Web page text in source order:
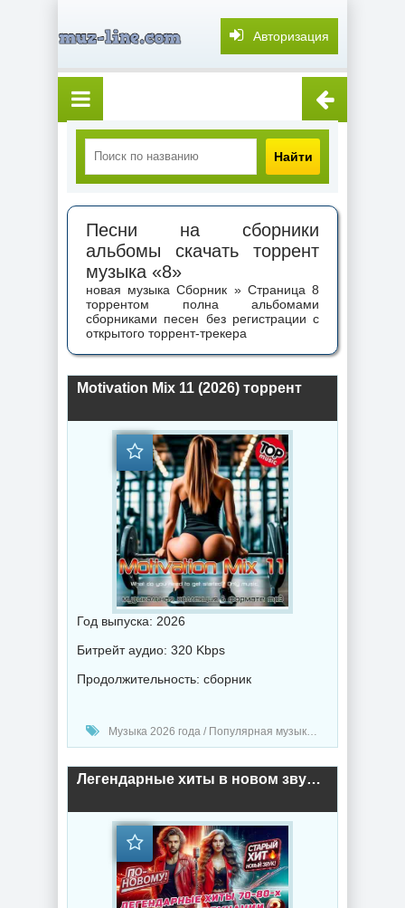
Авторизация
Найти
Песни на сборники
альбомы скачать торрент
музыка «8»
новая музыка Сборник » Страница 8
торрентом полна альбомами
сборниками песен без регистрации с
открытого торрент-трекера
Motivation Mix 11 (2026) торрент
Год выпуска: 2026
Битрейт аудио: 320 Kbps
Продолжительность: сборник
Музыка 2026 года / Популярная музыка / Поп музыка / Танцевальная музыка / Сборник музыка
Легендарные хиты в новом звучании 2 (2026) торрент